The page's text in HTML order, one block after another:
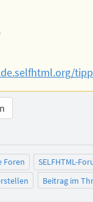
Foren SELFHTML-
Beitrag im